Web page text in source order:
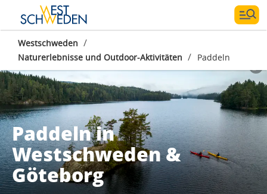
Westschweden /
Naturerlebnisse und Outdoor-Aktivitäten / Paddeln
Paddeln in
Westschweden &
Göteborg